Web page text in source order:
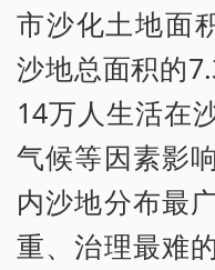
市沙化土地面
沙地总面积的
14万人生活在
气候等因素影
内沙地分布最
重、治理最难